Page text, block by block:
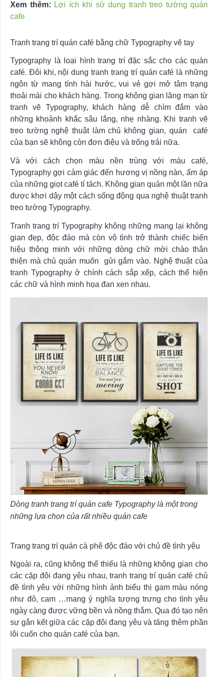
Xem thêm: Lợi ích khi sử dụng tranh treo tường quán
cafe
Tranh trang trí quán café bằng chữ Typography vẽ tay
Typography là loại hình trang trí đặc sắc cho các quán
café. Đôi khi, nội dung tranh trang trí quán café là những
ngôn từ mang tính hài hước, vui vẻ gợi mở tâm trạng
thoải mái cho khách hàng. Trong không gian lãng mạn từ
tranh vẽ Typography, khách hàng dễ chìm đắm vào
những khoảnh khắc sâu lắng, nhẹ nhàng. Khi tranh vẽ
treo tường nghệ thuật làm chủ không gian, quán café
của bạn sẽ không còn đơn điệu và trống trải nữa.
Và với cách chọn màu nền trùng với màu café,
Typography gợi cảm giác đến hương vị nồng nàn, ấm áp
của những giọt café tí tách. Không gian quán một lần nữa
được khơi dậy một cách sống động qua nghệ thuật tranh
treo tường Typography.
Tranh trang trí Typography không những mang lại không
gian đẹp, độc đáo mà còn vô tình trở thành chiếc biển
hiệu thông minh với những dòng chữ mời chào thân
thiện mà chủ quán muốn gửi gắm vào. Nghệ thuật của
tranh Typography ở chính cách sắp xếp, cách thể hiện
các chữ và hình minh họa đan xen nhau.
Dòng tranh trang trí quán cafe Typography là một trong
những lựa chọn của rất nhiều quán cafe
Trang trang trí quán cà phê độc đáo với chủ đề tình yêu
Ngoài ra, cũng không thể thiếu là những không gian cho
các cặp đôi đang yêu nhau, tranh trang trí quán café chủ
đề tình yêu với những hình ảnh biểu thị gam màu nóng
như đỏ, cam …mang ý nghĩa tượng trưng cho tình yêu
ngày càng được vững bền và nồng thắm. Qua đó tạo nên
sự gắn kết giữa các cặp đôi đang yêu và tăng thêm phần
lôi cuốn cho quán café của bạn.